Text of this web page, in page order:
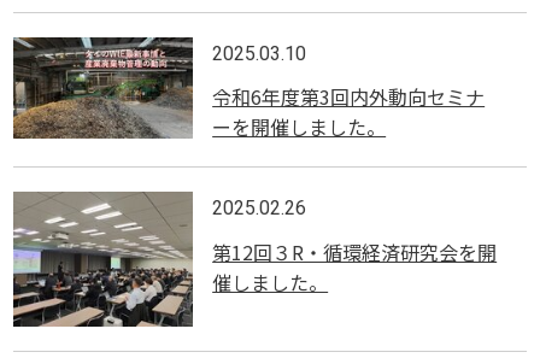
2025.03.10
令和6年度第3回内外動向セミナ
ーを開催しました。
2025.02.26
第12回３R・循環経済研究会を開
催しました。